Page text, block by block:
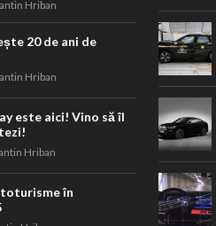
Hriban
20 de ani de
Hriban
este aici! Vino să îl
Hriban
în